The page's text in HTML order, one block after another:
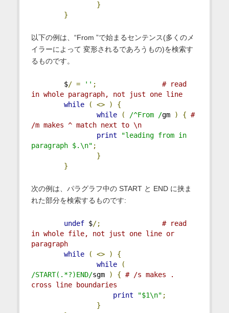
}
}
以下の例は、“From ”で始まるセンテンス(多くのメ
イラーによって 変形されるであろうもの)を検索す
るものです。
$/ = '' ;
# read
in whole paragraph, not just one line
while
( <> )
{
while
( /^From /gm ) { #
/m makes ^ match next to \n
print
"leading from in
paragraph $.\n" ;
}
}
次の例は、パラグラフ中の START と END に挟ま
れた部分を検索するものです:
undef $/;
# read
in whole file, not just one line or
paragraph
while
( <> )
{
while
(
/START(.*?)END/sgm ) { # /s makes .
cross line boundaries
print
"$1\n" ;
}